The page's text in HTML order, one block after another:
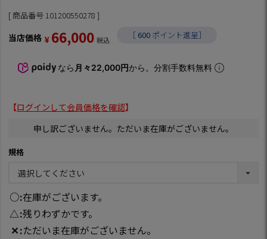
商品番号 101200550278
当店価格 ¥ 66,000 税込 ［ 600 ポイント進呈］
なら 月々22,000円から。分割手数料無料
【ログインして会員価格を確認】
申し訳ございません。ただいま在庫がございません。
規格
○ 在庫がございます。
△ 残りわずかです。
✕ ただいま在庫がございません。